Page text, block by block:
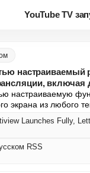
включая
настраиваемую
экрана из любого
Launches Fully,
RSS